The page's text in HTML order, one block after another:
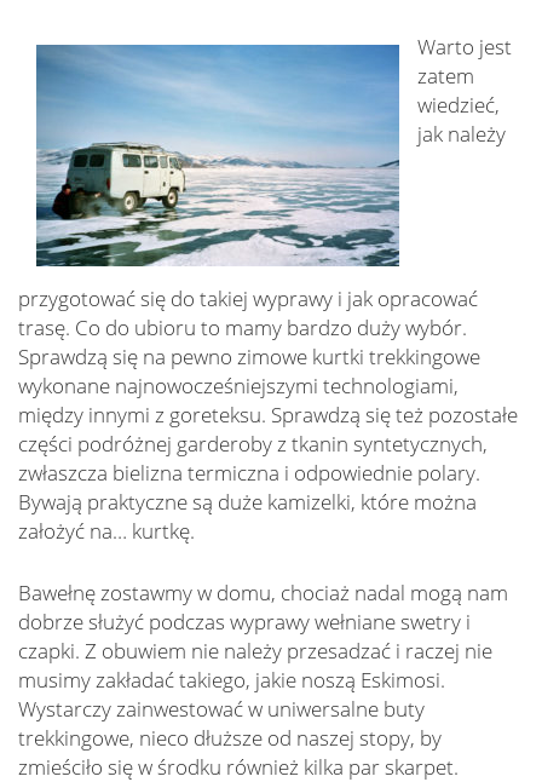
Warto jest
zatem
wiedzieć,
jak należy
przygotować się do takiej wyprawy i jak opracować
trasę. Co do ubioru to mamy bardzo duży wybór.
Sprawdzą się na pewno zimowe kurtki trekkingowe
wykonane najnowocześniejszymi technologiami,
między innymi z goreteksu. Sprawdzą się też pozostałe
części podróżnej garderoby z tkanin syntetycznych,
zwłaszcza bielizna termiczna i odpowiednie polary.
Bywają praktyczne są duże kamizelki, które można
założyć na… kurtkę.
Bawełnę zostawmy w domu, chociaż nadal mogą nam
dobrze służyć podczas wyprawy wełniane swetry i
czapki. Z obuwiem nie należy przesadzać i raczej nie
musimy zakładać takiego, jakie noszą Eskimosi.
Wystarczy zainwestować w uniwersalne buty
trekkingowe, nieco dłuższe od naszej stopy, by
zmieściło się w środku również kilka par skarpet.